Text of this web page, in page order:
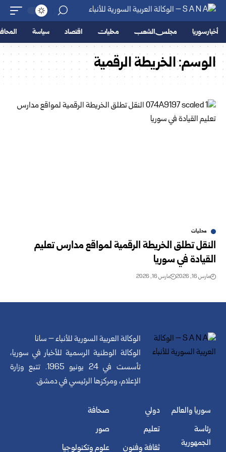
أخبار سوريا مجلس الشعب محليات اقتصاد سياسة
الوسم:الخريطة الرقمية
محليات
النقل تطلق الخريطة الرقمية لمواقع مدارس تعليم
القيادة في سوريا
مارس 16, 2026 مارس 16, 2026
الوكالة العربية السورية للأنباء – سانا
الوكالة الوطنية الرسمية للأخبار في سوريا،
تأسست في 24 يونيو 1965. تتبع وزارة
الإعلام، ومركزها الرئيسي في دمشق.
سوريا والعالم
رئاسة
الجمهورية
دولي
تعليم
ثقافة وفنون
صحافة
صور
علوم وتكنولوجيا